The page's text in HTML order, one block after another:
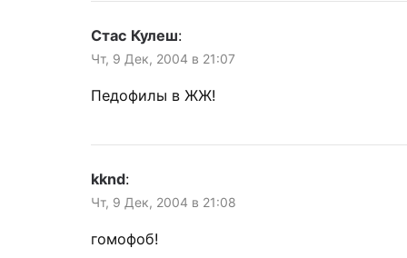
Стас Кулеш:
Чт, 9 Дек, 2004 в 21:07
Педофилы в ЖЖ!
kknd:
Чт, 9 Дек, 2004 в 21:08
гомофоб!